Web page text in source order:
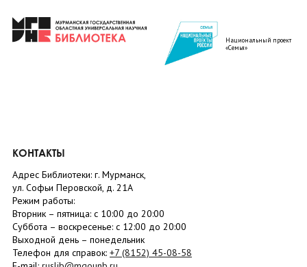
Национальный проект
«Семья»
КОНТАКТЫ
Адрес Библиотеки: г. Мурманск,
ул. Софьи Перовской, д. 21А
Режим работы:
Вторник – пятница: с 10:00 до 20:00
Суббота – воскресенье: c 12:00 до 20:00
Выходной день – понедельник
Телефон для справок: +7 (8152) 45-08-58